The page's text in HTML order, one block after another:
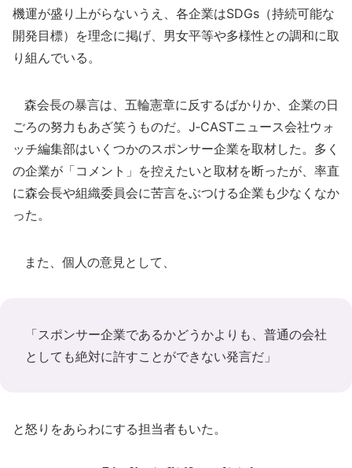
機運が盛り上がらないうえ、各企業はSDGs（持続可能な
開発目標）を理念に掲げ、男女平等や多様性との調和に取
り組んでいる。
森会長の暴言は、五輪憲章に反するばかりか、企業の日
ごろの努力もあざ笑うものだ。J‐CASTニュース会社ウォ
ッチ編集部はいくつかのスポンサー企業を取材した。多く
の企業が「コメント」を控えたいと取材を断ったが、率直
に森会長や組織委員会に苦言をぶつける企業も少なくなか
った。
また、個人の意見として、
「スポンサー企業であるかどうかよりも、普通の会社
としても絶対に許すことができない発言だ」
と怒りをあらわにする担当者もいた。